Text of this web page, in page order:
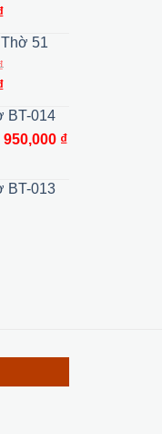
27,000,000 ₫.
Giá
tại
là:
17,800,000 ₫.
51
Giá
tại
là:
BT-014
Giá
1,500,000 ₫.
950,000 ₫Giá
BT-013